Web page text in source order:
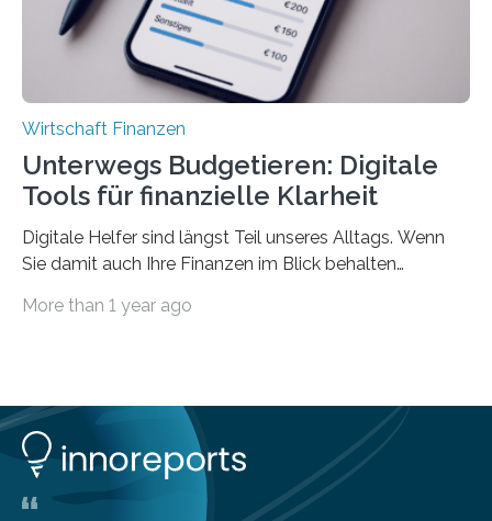
Wirtschaft Finanzen
Unterwegs Budgetieren: Digitale
Tools für finanzielle Klarheit
Digitale Helfer sind längst Teil unseres Alltags. Wenn
Sie damit auch Ihre Finanzen im Blick behalten
die genau das ermöglichen: Sie helfen Ihnen, Ausgaben
Lösungen interessieren. 1. Multibanking-Tools: Alle
Konten auf einen Blick Viele Banken bieten bereits in
ihrem Online-Banking eine Multibanking-Funktion an,
mit der sich Konten bei anderen Banken…
More than 1 year ago